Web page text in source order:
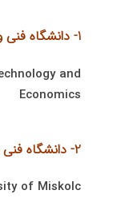
1- دانشگاه فنی و مهندسی بوداپست(1782)
and
Economics
2- دانشگاه فنی و مهندسی میشكولس (1735)
of Miskolc